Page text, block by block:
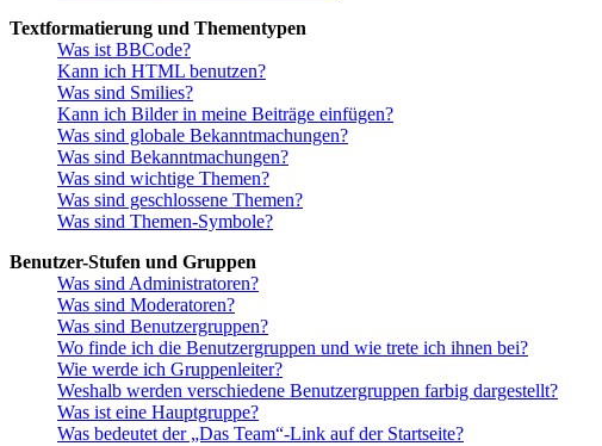
Textformatierung und Thementypen
Was ist BBCode?
Kann ich HTML benutzen?
Was sind Smilies?
Kann ich Bilder in meine Beiträge einfügen?
Was sind globale Bekanntmachungen?
Was sind Bekanntmachungen?
Was sind wichtige Themen?
Was sind geschlossene Themen?
Was sind Themen-Symbole?
Benutzer-Stufen und Gruppen
Was sind Administratoren?
Was sind Moderatoren?
Was sind Benutzergruppen?
Wo finde ich die Benutzergruppen und wie trete ich ihnen bei?
Wie werde ich Gruppenleiter?
Weshalb werden verschiedene Benutzergruppen farbig dargestellt?
Was ist eine Hauptgruppe?
Was bedeutet der „Das Team“-Link auf der Startseite?